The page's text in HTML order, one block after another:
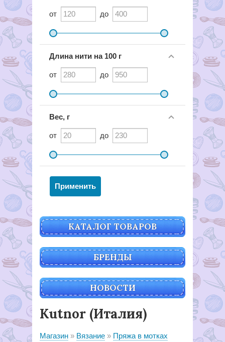
от до
Длина нити на 100 г
от до
Вес, г
от до
КАТАЛОГ ТОВАРОВ
БРЕНДЫ
НОВОСТИ
Kutnor (Италия)
Магазин Вязание
Пряжа в мотках